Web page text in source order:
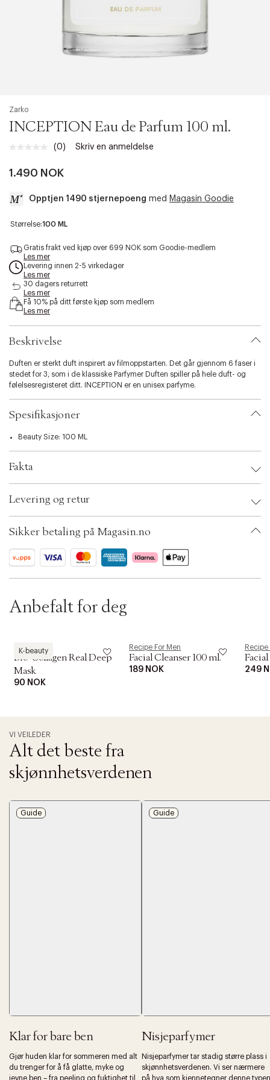
Zarko
INCEPTION Eau de Parfum 100 ml.
Ingen
Samme
(0) Skriv en anmeldelse
1.490 NOK
Opptjen 1490 stjernepoeng med Magasin Goodie
a
c
s
b
i
t
.
v
a
r
i
a
o
n
s
e
e
c
i
o
Størrelse:100 ML
Gratis frakt ved kjøp over 699 NOK som Goodie-medlem
Les mer
Levering innen 2-5 virkedager
Les mer
30 dagers returrett
Les mer
Få 10% på ditt første kjøp som medlem
Les mer
Beskrivelse
Duften er sterkt duft inspirert av filmoppstarten. Det går gjennom 6 faser i
stedet for 3, som i de klassiske Parfymer Duften spiller på hele duft- og
følelsesregisteret ditt. INCEPTION er en unisex parfyme.
Spesifikasjoner
Beauty Size: 100 ML
Fakta
EAN: 5712598000014
ID: AAUI15-0008
Levering og retur
Sikker betaling på Magasin.no
Anbefalt for deg
K-beauty
Biodance
Bio-Collagen Real Deep
Mask
90 NOK
Recipe For Men
Facial Cleanser 100 ml.
189 NOK
Recipe
249
VI VEILEDER
Alt det beste fra
skjønnhetsverdenen
Guide
Klar for bare ben
Gjør huden klar for sommeren med alt
du trenger for å få glatte, myke og
jevne ben – fra peeling og fuktighet til
Guide
Nisjeparfymer
Nisjeparfymer tar stadig større plass i
skjønnhetsverdenen. Vi ser nærmere
på hva som kjennetegner denne typen